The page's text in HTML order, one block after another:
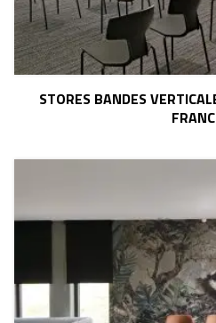
STORES BANDES